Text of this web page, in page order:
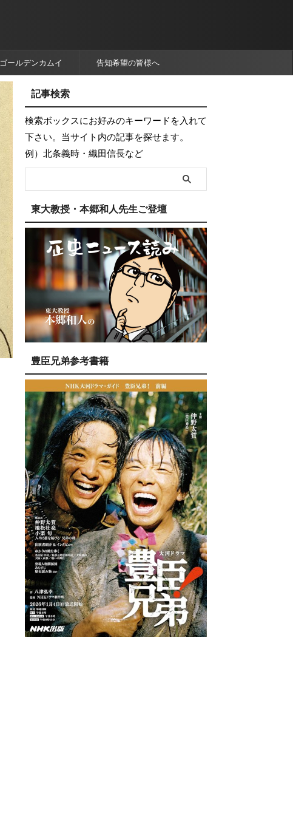
ゴールデンカムイ 告知希望の皆様へ
記事検索
検索ボックスにお好みのキーワードを入れて
下さい。当サイト内の記事を探せます。
例）北条義時・織田信長など
東大教授・本郷和人先生ご登壇
豊臣兄弟参考書籍